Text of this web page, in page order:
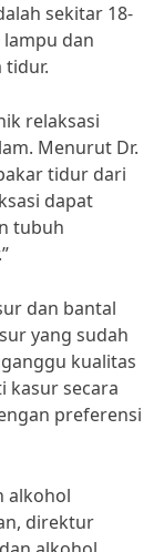
sekitar 18-
lampu dan
tidur.
relaksasi
Menurut Dr.
tidur dari
dapat
tubuh
dan bantal
yang sudah
kualitas
kasur secara
preferensi
alkohol
direktur